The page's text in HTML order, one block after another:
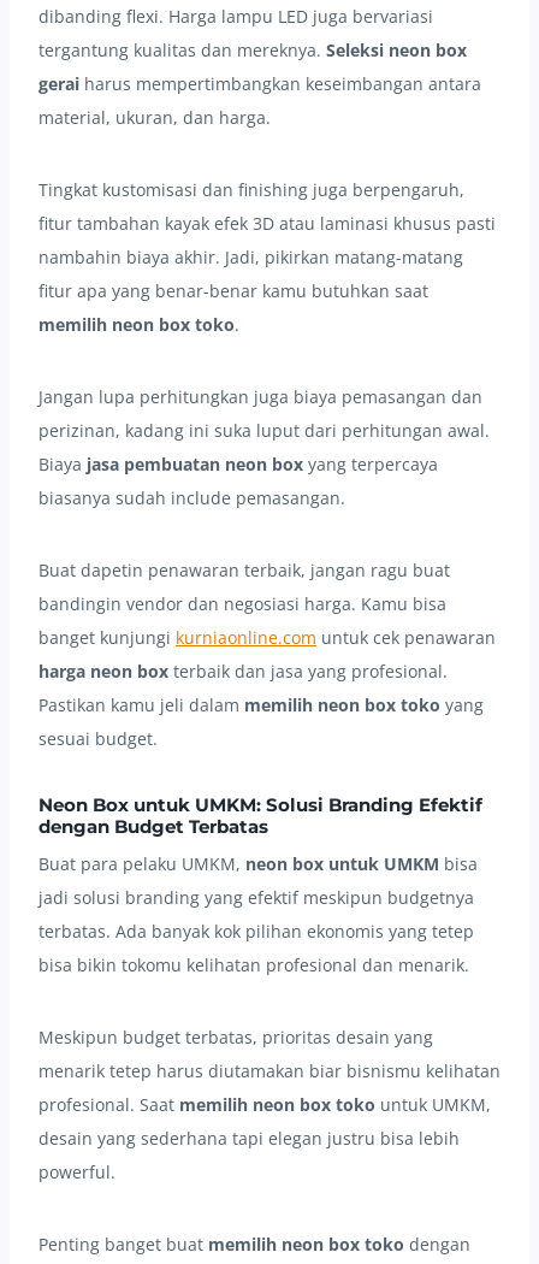
dibanding flexi. Harga lampu LED juga bervariasi
tergantung kualitas dan mereknya. Seleksi neon box
gerai harus mempertimbangkan keseimbangan antara
material, ukuran, dan harga.
Tingkat kustomisasi dan finishing juga berpengaruh,
fitur tambahan kayak efek 3D atau laminasi khusus pasti
nambahin biaya akhir. Jadi, pikirkan matang-matang
fitur apa yang benar-benar kamu butuhkan saat
memilih neon box toko.
Jangan lupa perhitungkan juga biaya pemasangan dan
perizinan, kadang ini suka luput dari perhitungan awal.
Biaya jasa pembuatan neon box yang terpercaya
biasanya sudah include pemasangan.
Buat dapetin penawaran terbaik, jangan ragu buat
bandingin vendor dan negosiasi harga. Kamu bisa
banget kunjungi kurniaonline.com untuk cek penawaran
harga neon box terbaik dan jasa yang profesional.
Pastikan kamu jeli dalam memilih neon box toko yang
sesuai budget.
Neon Box untuk UMKM: Solusi Branding Efektif
dengan Budget Terbatas
Buat para pelaku UMKM, neon box untuk UMKM bisa
jadi solusi branding yang efektif meskipun budgetnya
terbatas. Ada banyak kok pilihan ekonomis yang tetep
bisa bikin tokomu kelihatan profesional dan menarik.
Meskipun budget terbatas, prioritas desain yang
menarik tetep harus diutamakan biar bisnismu kelihatan
profesional. Saat memilih neon box toko untuk UMKM,
desain yang sederhana tapi elegan justru bisa lebih
powerful.
Penting banget buat memilih neon box toko dengan